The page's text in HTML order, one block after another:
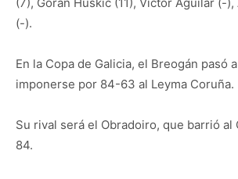
(7), Goran Huskic (11), Víctor Aguilar (-
(-).
En la Copa de Galicia, el Breogán pasó
imponerse por 84-63 al Leyma Coruña.
Su rival será el Obradoiro, que barrió
84.